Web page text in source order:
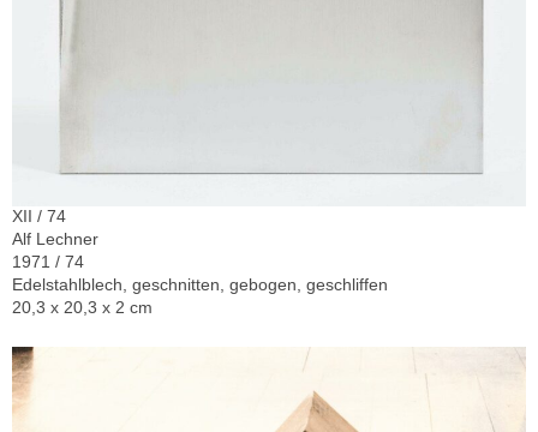
XII / 74
Alf Lechner
1971 / 74
Edelstahlblech, geschnitten, gebogen, geschliffen
20,3 x 20,3 x 2 cm